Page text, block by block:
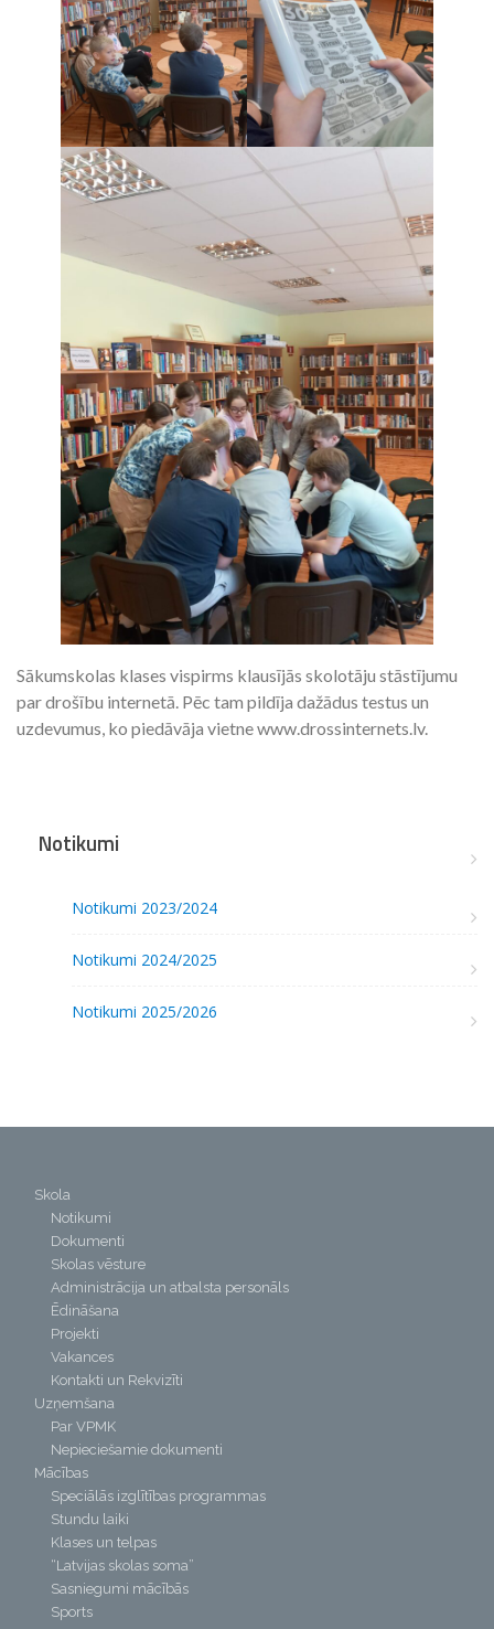
Sākumskolas klases vispirms klausījās skolotāju stāstījumu
par drošību internetā. Pēc tam pildīja dažādus testus un
uzdevumus, ko piedāvāja vietne www.drossinternets.lv.
Notikumi
Notikumi 2023/2024
Notikumi 2024/2025
Notikumi 2025/2026
Skola
Notikumi
Dokumenti
Skolas vēsture
Administrācija un atbalsta personāls
Ēdināšana
Projekti
Vakances
Kontakti un Rekvizīti
Uzņemšana
Par VPMK
Nepieciešamie dokumenti
Mācības
Speciālās izglītības programmas
Stundu laiki
Klases un telpas
“Latvijas skolas soma”
Sasniegumi mācībās
Sports